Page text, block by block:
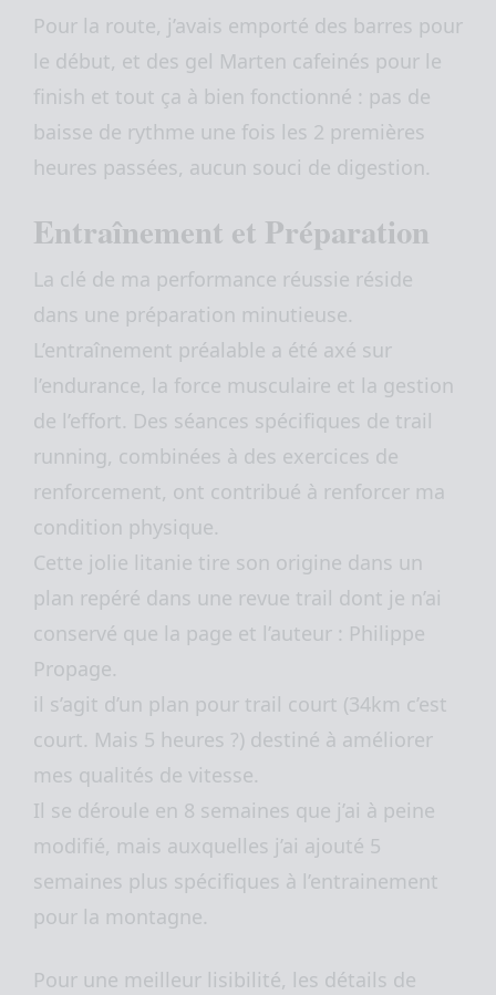
Pour la route, j’avais emporté des barres pour
le début, et des gel Marten cafeinés pour le
finish et tout ça à bien fonctionné : pas de
baisse de rythme une fois les 2 premières
heures passées, aucun souci de digestion.
Entraînement et Préparation
La clé de ma performance réussie réside
dans une préparation minutieuse.
L’entraînement préalable a été axé sur
l’endurance, la force musculaire et la gestion
de l’effort. Des séances spécifiques de trail
running, combinées à des exercices de
renforcement, ont contribué à renforcer ma
condition physique.
Cette jolie litanie tire son origine dans un
plan repéré dans une revue trail dont je n’ai
conservé que la page et l’auteur : Philippe
Propage.
il s’agit d’un plan pour trail court (34km c’est
court. Mais 5 heures ?) destiné à améliorer
mes qualités de vitesse.
Il se déroule en 8 semaines que j’ai à peine
modifié, mais auxquelles j’ai ajouté 5
semaines plus spécifiques à l’entrainement
pour la montagne.
Pour une meilleur lisibilité, les détails de